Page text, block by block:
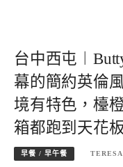
台中西屯
幕的簡約英倫
境有特色，檯
箱都跑到天花
早餐 / 早午餐 TERESA